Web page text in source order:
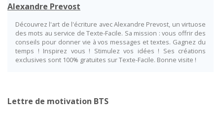
Alexandre Prevost
Découvrez l'art de l'écriture avec Alexandre Prevost, un virtuose
des mots au service de Texte-Facile. Sa mission : vous offrir des
conseils pour donner vie à vos messages et textes. Gagnez du
temps ! Inspirez vous ! Stimulez vos idées ! Ses créations
exclusives sont 100% gratuites sur Texte-Facile. Bonne visite !
Lettre de motivation BTS